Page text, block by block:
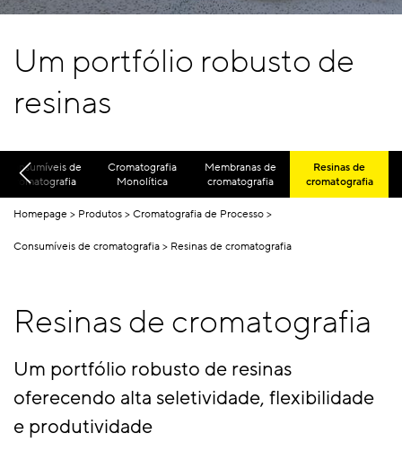
Um portfólio robusto de
resinas
Consumíveis de
cromatografia
Cromatografia
Monolítica
Membranas de
cromatografia
Resinas de
cromatografia
Homepage Produtos Cromatografia de Processo
Consumíveis de cromatografia Resinas de cromatografia
Resinas de cromatografia
Um portfólio robusto de resinas
oferecendo alta seletividade, flexibilidade
e produtividade